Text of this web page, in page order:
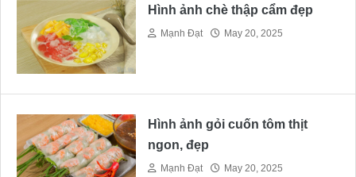
Hình ảnh chè thập cẩm đẹp
Mạnh Đạt May 20, 2025
Hình ảnh gỏi cuốn tôm thịt
ngon, đẹp
Mạnh Đạt May 20, 2025